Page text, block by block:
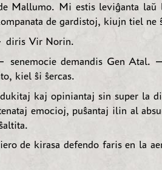
Mallumo. Mi estis leviĝanta laŭ
de gardistoj, kiujn tiel ne
diris Vir Norin.
demandis Gen Atal.
kiel ŝi ŝercas.
kaj opiniantaj sin super la
emocioj, puŝantaj ilin al
de kirasa defendo faris en la